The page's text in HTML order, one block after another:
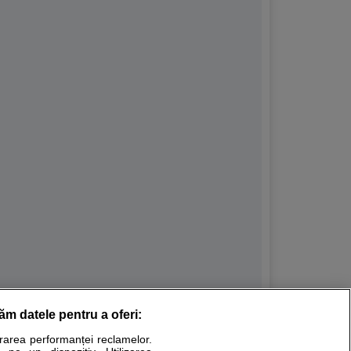
datele pentru a oferi:
performanței reclamelor.